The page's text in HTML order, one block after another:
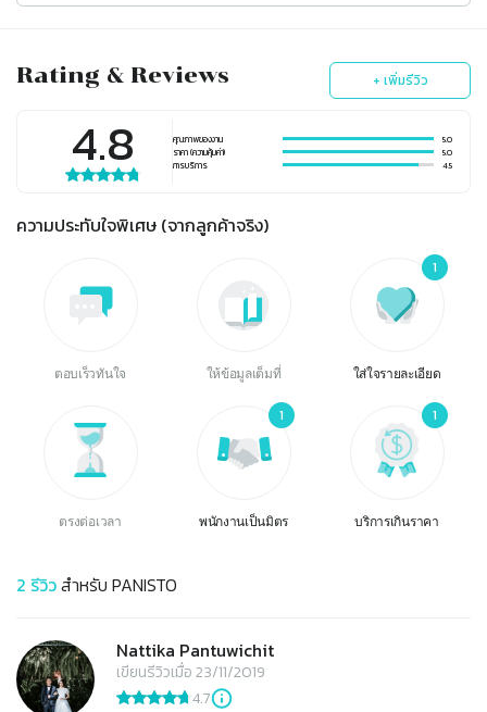
Rating & Reviews + เพิ่มรีวิว
4.8 คุณภาพของงาน
5.0
ราคา (ความคุ้มค่า)
5.0
การบริการ
4.5
ความประทับใจพิเศษ (จากลูกค้าจริง)
ตอบเร็วทันใจ ให้ข้อมูลเต็มที่
1
ใส่ใจรายละเอียด
ตรงต่อเวลา
1
พนักงานเป็นมิตร
1
บริการเกินราคา
2 รีวิวสำหรับ PANISTO
Nattika Pantuwichit
เขียนรีวิวเมื่อ 23/11/2019
4.7